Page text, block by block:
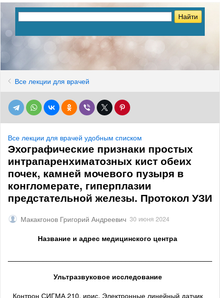
Все лекции для врачей
Все лекции для врачей удобным списком
Эхографические признаки простых
интрапаренхиматозных кист обеих
почек, камней мочевого пузыря в
конгломерате, гиперплазии
предстательной железы. Протокол УЗИ
Макакгонов Григорий Андреевич 30 июня 2024
Название и адрес медицинского центра
Ультразвуковое исследование
Контрон СИГМА 210, ирис. Электронные линейный датчик